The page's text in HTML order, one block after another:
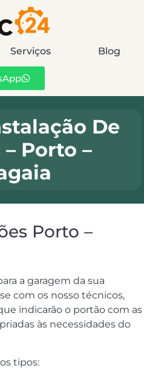
Serviços Blog
De
Porto –
Porto –
a garagem da sua
com os nosso técnicos,
indicarão o portão com as
às necessidades do
tipos: